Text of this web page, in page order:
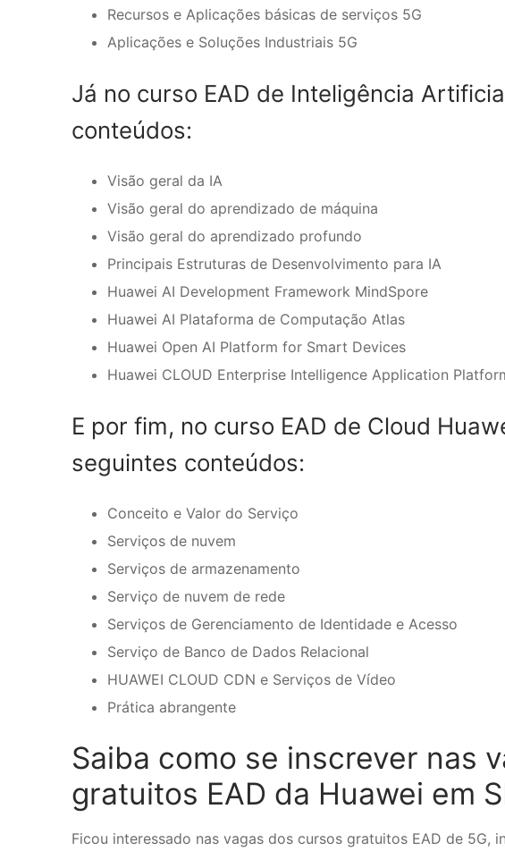
Recursos e Aplicações básicas de serviços 5G
Aplicações e Soluções Industriais 5G
Já no curso EAD de Inteligência
conteúdos:
Visão geral da IA
Visão geral do aprendizado de máquina
Visão geral do aprendizado profundo
Principais Estruturas de Desenvolvimento para IA
Huawei AI Development Framework MindSpore
Huawei AI Plataforma de Computação Atlas
Huawei Open AI Platform for Smart Devices
Huawei CLOUD Enterprise Intelligence Application
E por fim, no curso EAD de Cloud
seguintes conteúdos:
Conceito e Valor do Serviço
Serviços de nuvem
Serviços de armazenamento
Serviço de nuvem de rede
Serviços de Gerenciamento de Identidade e Acesso
Serviço de Banco de Dados Relacional
HUAWEI CLOUD CDN e Serviços de Vídeo
Prática abrangente
Saiba como se inscrever nas
gratuitos EAD da Huawei em
Ficou interessado nas vagas dos cursos gratuitos EAD de 5G,